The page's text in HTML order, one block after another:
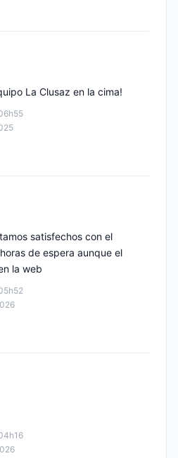
La Clusaz en la cima!
satisfechos con el
de espera aunque el
la web